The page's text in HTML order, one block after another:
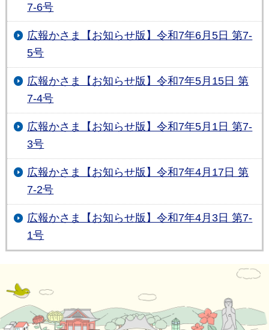
7-6号
広報かさま【お知らせ版】令和7年6月5日 第7-
5号
広報かさま【お知らせ版】令和7年5月15日 第
7-4号
広報かさま【お知らせ版】令和7年5月1日 第7-
3号
広報かさま【お知らせ版】令和7年4月17日 第
7-2号
広報かさま【お知らせ版】令和7年4月3日 第7-
1号